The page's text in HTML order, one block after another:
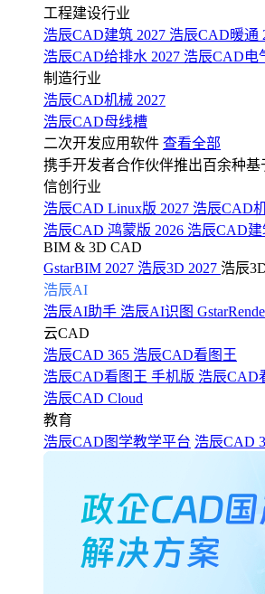
工程建设行业
浩辰CAD建筑 2027 浩辰CAD暖通
浩辰CAD给排水 2027 浩辰CAD电
制造行业
浩辰CAD机械 2027
浩辰CAD母线槽
二次开发应用软件 查看全部
携手开发者合作伙伴推出百余种
信创行业
浩辰CAD Linux版 2027 浩辰CAD
浩辰CAD 鸿蒙版 2026 浩辰CAD建
BIM & 3D CAD
GstarBIM 2027 浩辰3D 2027 浩辰
浩辰AI
浩辰AI助手 浩辰AI识图
云CAD
浩辰CAD 365 浩辰CAD看图王
浩辰CAD看图王 手机版 浩辰CAD
浩辰CAD Cloud
教育
浩辰CAD图学教学平台 浩辰CAD